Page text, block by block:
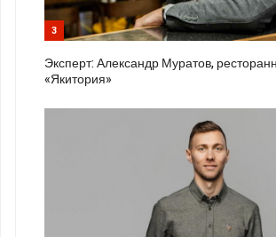
3
Эксперт: Александр Муратов,
«Якитория»